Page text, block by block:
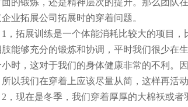
面的锻炼，还是精神层次的提升。那么团队
业拓展公司拓展时的穿着问题。
拓展训练是一个体能消耗比较大的项目，
肢能够充分的锻炼和协调，平时我们很少在
小时，这对于我们的身体健康非常的不利。
所以我们在穿着上应该尽量从简，这样再活
现在是冬季，我们穿着厚厚的大棉袄或者